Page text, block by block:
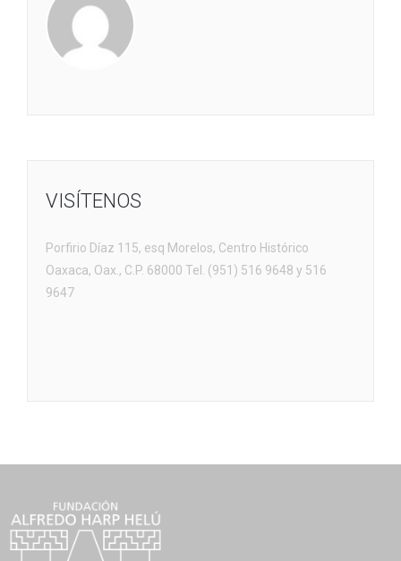
VISÍTENOS
Porfirio Díaz 115, esq Morelos, Centro Histórico
Oaxaca, Oax., C.P. 68000 Tel. (951) 516 9648 y 516
9647